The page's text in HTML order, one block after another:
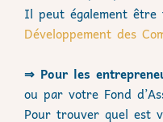
Il peut également être
Développement des
⇒ Pour les
ou par votre Fond
Pour trouver quel est